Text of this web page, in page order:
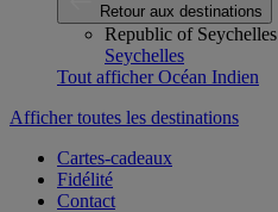
Retour aux destinations
Republic of Seychelles
Seychelles
Tout afficher Océan Indien
Afficher toutes les destinations
Cartes-cadeaux
Fidélité
Contact